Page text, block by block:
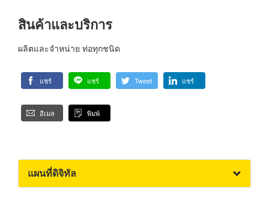
สินค้าและบริการ
ผลิตและจำหน่าย ท่อทุกชนิด
แชร์ แชร์ Tweet แชร์
อีเมล พิมพ์
แผนที่ดิจิทัล